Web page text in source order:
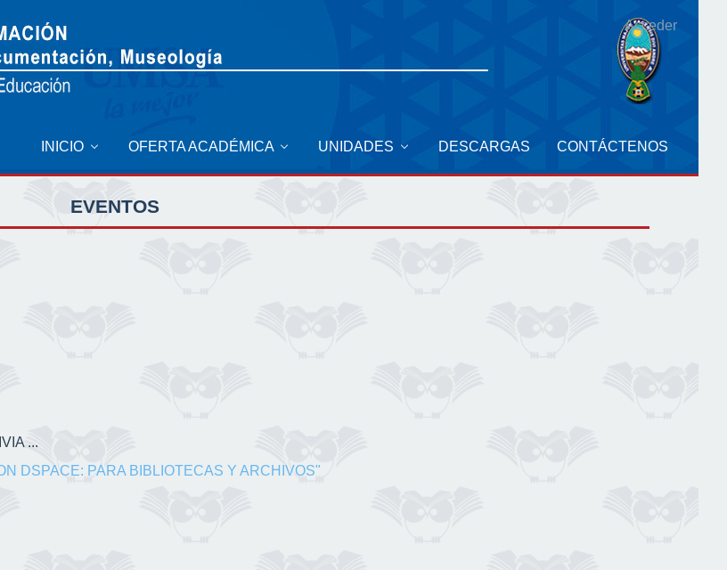
Acceder
INICIO OFERTA ACADÉMICA UNIDADES DESCARGAS CONTÁCTENOS
EVENTOS
...
DSPACE: PARA BIBLIOTECAS Y ARCHIVOS"